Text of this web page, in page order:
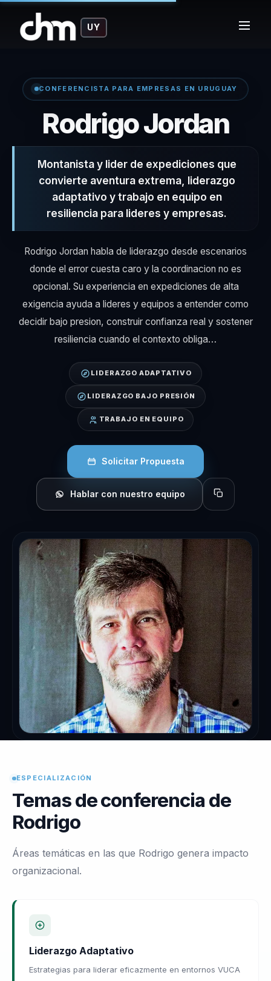
UY
CONFERENCISTA PARA EMPRESAS EN URUGUAY
Rodrigo Jordan–
Montanista y lider de expediciones que
convierte aventura extrema, liderazgo
adaptativo y trabajo en equipo en
resiliencia para lideres y empresas.
Rodrigo Jordan habla de liderazgo desde escenarios
donde el error cuesta caro y la coordinacion no es
opcional. Su experiencia en expediciones de alta
exigencia ayuda a lideres y equipos a entender como
decidir bajo presion, construir confianza real y sostener
resiliencia cuando el contexto obliga…
LIDERAZGO ADAPTATIVO
LIDERAZGO BAJO PRESIÓN
TRABAJO EN EQUIPO
Solicitar Propuesta
Hablar con nuestro equipo Copiar perfil
ESPECIALIZACIÓN
Temas de conferencia de
Rodrigo
Áreas temáticas en las que Rodrigo genera impacto
organizacional.
Liderazgo Adaptativo
Estrategias para liderar eficazmente en entornos VUCA